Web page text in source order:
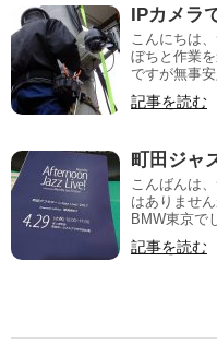
IPカメラ
こんにちは
ぼちと作業
ですが無事
記事を読む
町田ジャ
こんばんは
はありませ
BMW東京で
記事を読む